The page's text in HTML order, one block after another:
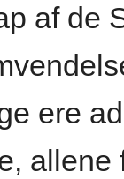
af de
ere
allene